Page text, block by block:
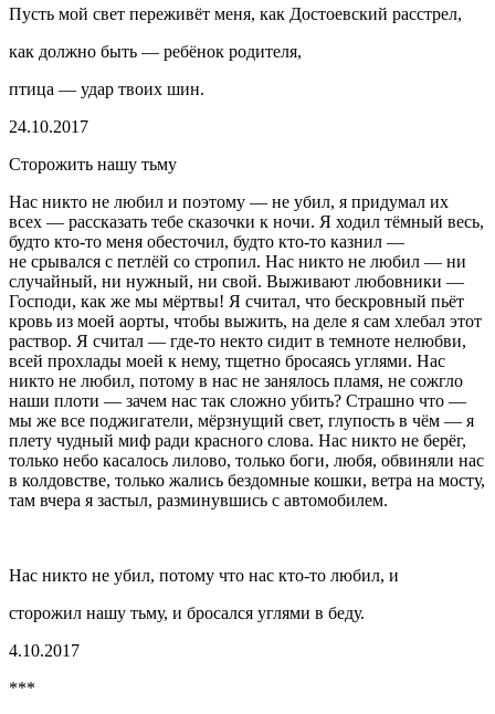
Пусть мой свет переживёт меня, как Достоевский расстрел,
как должно быть — ребёнок родителя,
птица — удар твоих шин.
24.10.2017
Сторожить нашу тьму
Нас никто не любил и поэтому — не убил, я придумал их
всех — рассказать тебе сказочки к ночи. Я ходил тёмный весь,
будто кто-то меня обесточил, будто кто-то казнил —
не срывался с петлёй со стропил. Нас никто не любил — ни
случайный, ни нужный, ни свой. Выживают любовники —
Господи, как же мы мёртвы! Я считал, что бескровный пьёт
кровь из моей аорты, чтобы выжить, на деле я сам хлебал этот
раствор. Я считал — где-то некто сидит в темноте нелюбви,
всей прохлады моей к нему, тщетно бросаясь углями. Нас
никто не любил, потому в нас не занялось пламя, не сожгло
наши плоти — зачем нас так сложно убить? Страшно что —
мы же все поджигатели, мёрзнущий свет, глупость в чём — я
плету чудный миф ради красного слова. Нас никто не берёг,
только небо касалось лилово, только боги, любя, обвиняли нас
в колдовстве, только жались бездомные кошки, ветра на мосту,
там вчера я застыл, разминувшись с автомобилем.
Нас никто не убил, потому что нас кто-то любил, и
сторожил нашу тьму, и бросался углями в беду.
4.10.2017
***